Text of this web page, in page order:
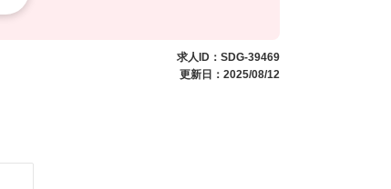
求人ID：SDG-39469
更新日：2025/08/12